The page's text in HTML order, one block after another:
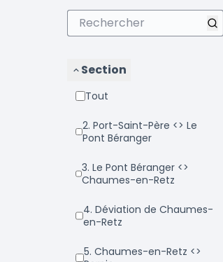
Section
Tout
2. Port-Saint-Père <> Le
Pont Béranger
3. Le Pont Béranger <>
Chaumes-en-Retz
4. Déviation de Chaumes-
en-Retz
5. Chaumes-en-Retz <>